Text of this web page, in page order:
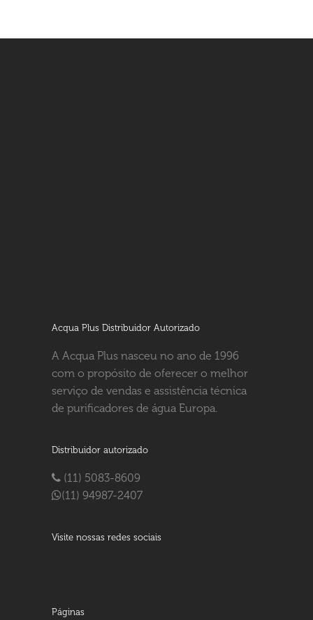
Acqua Plus Distribuidor Autorizado
A Acqua Plus nasceu no ano de 1996
com o propósito de oferecer o melhor
serviço de vendas e assistência técnica
de purificadores de água Europa.
Distribuidor autorizado
(11) 5083-8609
(11) 94987-2407
Visite nossas redes sociais
Páginas